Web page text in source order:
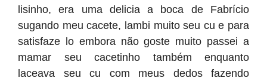
lisinho, era uma delicia a boca de Fabrício
sugando meu cacete, lambi muito seu cu e para
satisfaze lo embora não goste muito passei a
mamar seu cacetinho também enquanto
laceava seu cu com meus dedos fazendo